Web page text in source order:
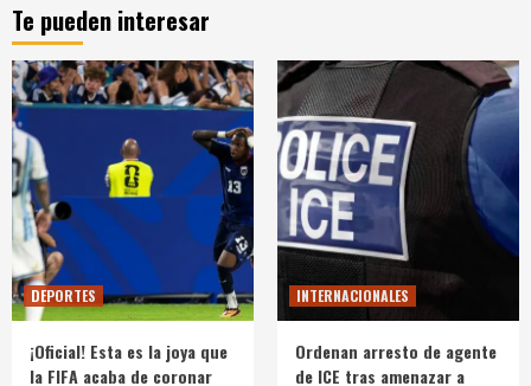
Te pueden interesar
DEPORTES
¡Oficial! Esta es la joya que
la FIFA acaba de coronar
INTERNACIONALES
Ordenan arresto de agente
de ICE tras amenazar a